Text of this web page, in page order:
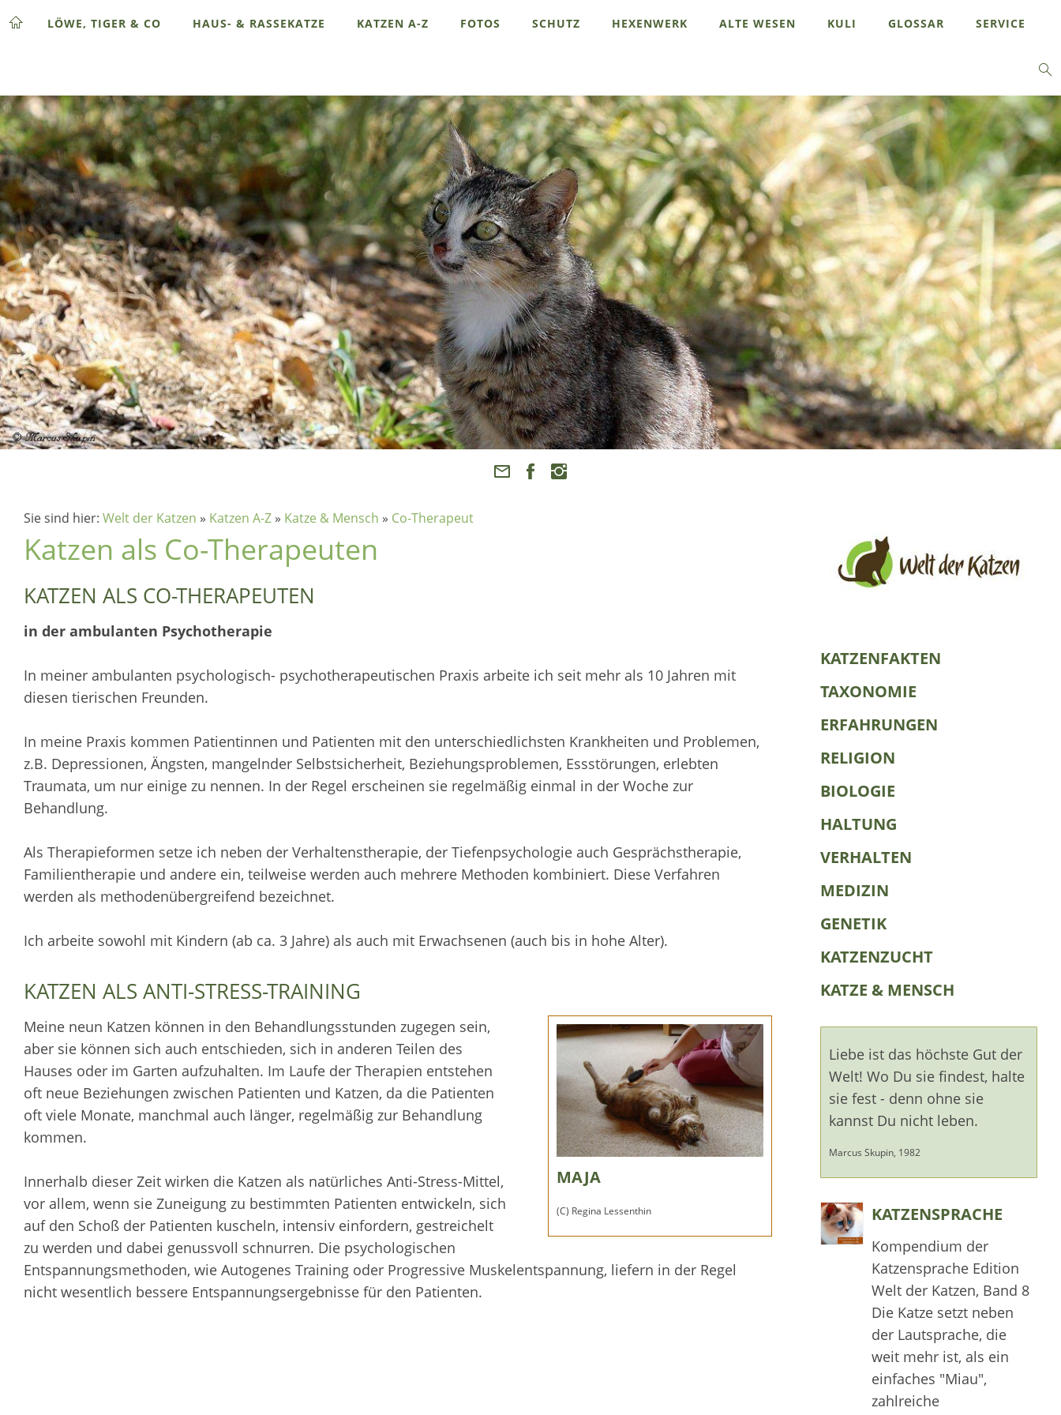
LÖWE, TIGER & CO HAUS- & RASSEKATZE KATZEN A-Z FOTOS SCHUTZ HEXENWERK ALTE WESEN KULI GLOSSAR SERVICE
Sie sind hier: Welt der Katzen » Katzen A-Z » Katze & Mensch » Co-Therapeut
Katzen als Co-Therapeuten
KATZEN ALS CO-THERAPEUTEN
in der ambulanten Psychotherapie
In meiner ambulanten psychologisch- psychotherapeutischen Praxis arbeite ich seit mehr als 10 Jahren mit
diesen tierischen Freunden.
In meine Praxis kommen Patientinnen und Patienten mit den unterschiedlichsten Krankheiten und Problemen,
z.B. Depressionen, Ängsten, mangelnder Selbstsicherheit, Beziehungsproblemen, Essstörungen, erlebten
Traumata, um nur einige zu nennen. In der Regel erscheinen sie regelmäßig einmal in der Woche zur
Behandlung.
Als Therapieformen setze ich neben der Verhaltenstherapie, der Tiefenpsychologie auch Gesprächstherapie,
Familientherapie und andere ein, teilweise werden auch mehrere Methoden kombiniert. Diese Verfahren
werden als methodenübergreifend bezeichnet.
Ich arbeite sowohl mit Kindern (ab ca. 3 Jahre) als auch mit Erwachsenen (auch bis in hohe Alter).
KATZEN ALS ANTI-STRESS-TRAINING
MAJA
(C) Regina Lessenthin
Meine neun Katzen können in den Behandlungsstunden zugegen sein,
aber sie können sich auch entschieden, sich in anderen Teilen des
Hauses oder im Garten aufzuhalten. Im Laufe der Therapien entstehen
oft neue Beziehungen zwischen Patienten und Katzen, da die Patienten
oft viele Monate, manchmal auch länger, regelmäßig zur Behandlung
kommen.
Innerhalb dieser Zeit wirken die Katzen als natürliches Anti-Stress-Mittel,
vor allem, wenn sie Zuneigung zu bestimmten Patienten entwickeln, sich
auf den Schoß der Patienten kuscheln, intensiv einfordern, gestreichelt
zu werden und dabei genussvoll schnurren. Die psychologischen
Entspannungsmethoden, wie Autogenes Training oder Progressive Muskelentspannung, liefern in der Regel
nicht wesentlich bessere Entspannungsergebnisse für den Patienten.
KATZENFAKTEN
TAXONOMIE
ERFAHRUNGEN
RELIGION
BIOLOGIE
HALTUNG
VERHALTEN
MEDIZIN
GENETIK
KATZENZUCHT
KATZE & MENSCH
Liebe ist das höchste Gut der
Welt! Wo Du sie findest, halte
sie fest - denn ohne sie
kannst Du nicht leben.
Marcus Skupin, 1982
KATZENSPRACHE
Kompendium der
Katzensprache Edition
Welt der Katzen, Band 8
Die Katze setzt neben
der Lautsprache, die
weit mehr ist, als ein
einfaches "Miau",
zahlreiche